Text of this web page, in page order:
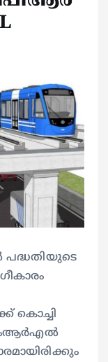
പദ്ധതിയുടെ
കൊച്ചി